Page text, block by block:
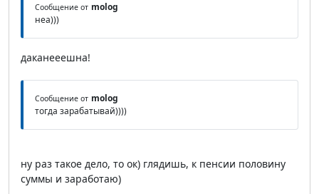
Сообщение от molog
неа)))
даканееешна!
Сообщение от molog
тогда зарабатывай))))
ну раз такое дело, то ок) глядишь, к пенсии половину
суммы и заработаю)